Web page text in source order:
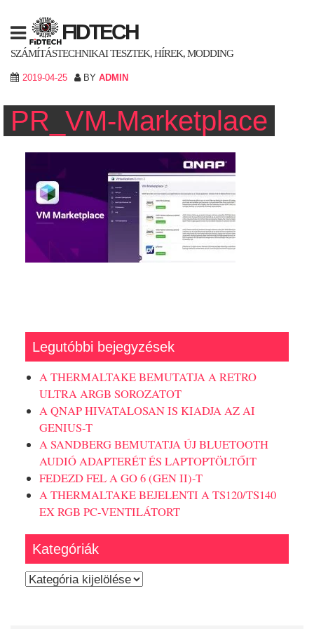
content
FIDTECH
SZÁMÍTÁSTECHNIKAI TESZTEK, HÍREK, MODDING
2019-04-25 BY ADMIN
PR_VM-Marketplace
Legutóbbi bejegyzések
A THERMALTAKE BEMUTATJA A RETRO
ULTRA ARGB SOROZATOT
A QNAP HIVATALOSAN IS KIADJA AZ AI
GENIUS-T
A SANDBERG BEMUTATJA ÚJ BLUETOOTH
AUDIÓ ADAPTERÉT ÉS LAPTOPTÖLTŐIT
FEDEZD FEL A GO 6 (GEN II)-T
A THERMALTAKE BEJELENTI A TS120/TS140
EX RGB PC-VENTILÁTORT
Kategóriák
Kategóriák